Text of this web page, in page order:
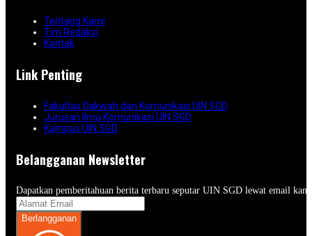
Tentang Kami
Tim Redaksi
Kontak
Link Penting
Fakultas Dakwah dan Komunikasi UIN SGD
Jurusan Ilmu Komunikasi UIN SGD
Kampus UIN SGD
Belangganan Newsletter
Dapatkan pemberitahuan berita terbaru seputar UIN SGD lewat email
Berlangganan